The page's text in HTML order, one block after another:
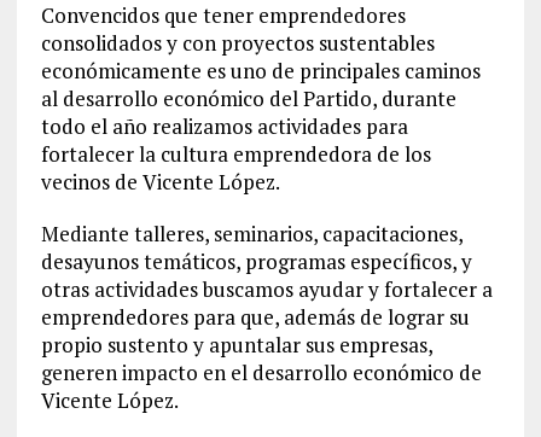
Convencidos que tener emprendedores
consolidados y con proyectos sustentables
económicamente es uno de principales caminos
al desarrollo económico del Partido, durante
todo el año realizamos actividades para
fortalecer la cultura emprendedora de los
vecinos de Vicente López.
Mediante talleres, seminarios, capacitaciones,
desayunos temáticos, programas específicos, y
otras actividades buscamos ayudar y fortalecer a
emprendedores para que, además de lograr su
propio sustento y apuntalar sus empresas,
generen impacto en el desarrollo económico de
Vicente López.